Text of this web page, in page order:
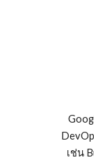
เช่น